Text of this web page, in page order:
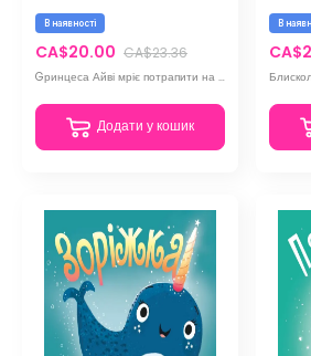
В наявності
CA$20.00 CA$23.36
Gринцеса Айві мріє потрапити на парад магічних улюбленців. Але в неї є страх: вона надто хвилюється
Додати у кошик
В